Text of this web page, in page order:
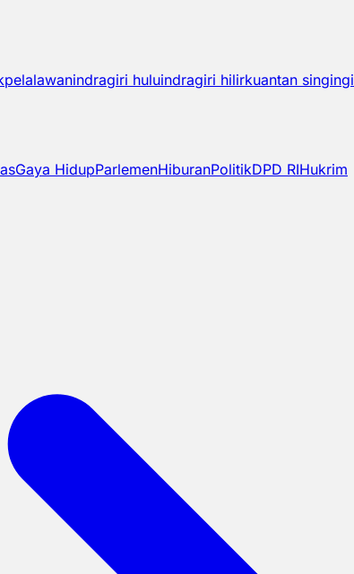
pelalawanindragiri huluindragiri hilirkuantan singingi
Gaya HidupParlemenHiburanPolitikDPD RIHukrim